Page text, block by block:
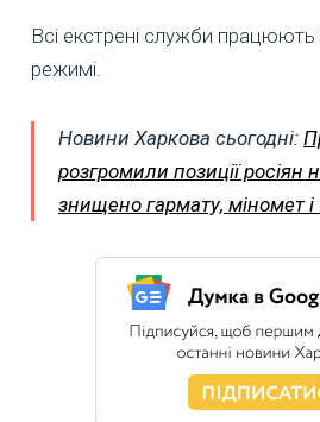
Всі екстрені служби
режимі.
Новини Харкова сьогодні:
розгромили позиції росіян
знищено гармату, міномет і